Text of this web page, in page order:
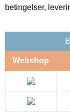
betingelser,
Webshop